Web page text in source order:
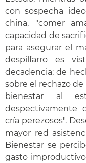
con sospecha
china, "comer
capacidad de
para asegurar el
despilfarro es
decadencia; de
sobre el rechazo
bienestar al
despectivamente
cría perezosos".
mayor red
Bienestar se
gasto